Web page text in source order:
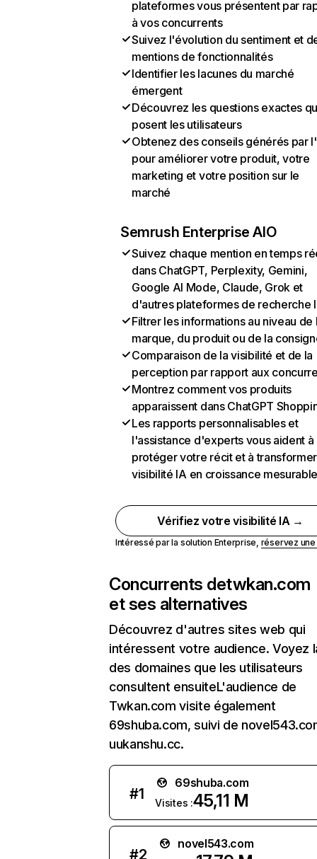
plateformes vous présentent par
à vos concurrents
Suivez l'évolution du sentiment et
mentions de fonctionnalités
Identifier les lacunes du marché
émergent
Découvrez les questions exactes
posent les utilisateurs
Obtenez des conseils générés par
pour améliorer votre produit, votre
marketing et votre position sur le
marché
Semrush Enterprise AIO
Suivez chaque mention en temps
dans ChatGPT, Perplexity, Gemini,
Google AI Mode, Claude, Grok et
d'autres plateformes de recherche
Filtrer les informations au niveau de
marque, du produit ou de la
Comparaison de la visibilité et de la
perception par rapport aux
Montrez comment vos produits
apparaissent dans ChatGPT
Les rapports personnalisables et
l'assistance d'experts vous aident à
protéger votre récit et à
visibilité IA en croissance
Vérifiez votre visibilité IA →
Intéressé par la solution Enterprise, réservez
Concurrents detwkan.com
et ses alternatives
Découvrez d'autres sites web qui
intéressent votre audience. Voyez
des domaines que les utilisateurs
consultent ensuiteL'audience de
Twkan.com visite également
69shuba.com, suivi de
uukanshu.cc.
#1
69shuba.com
Visites :45,11 M
#2
novel543.com